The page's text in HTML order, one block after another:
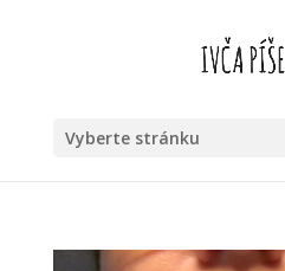
Vyberte stránku